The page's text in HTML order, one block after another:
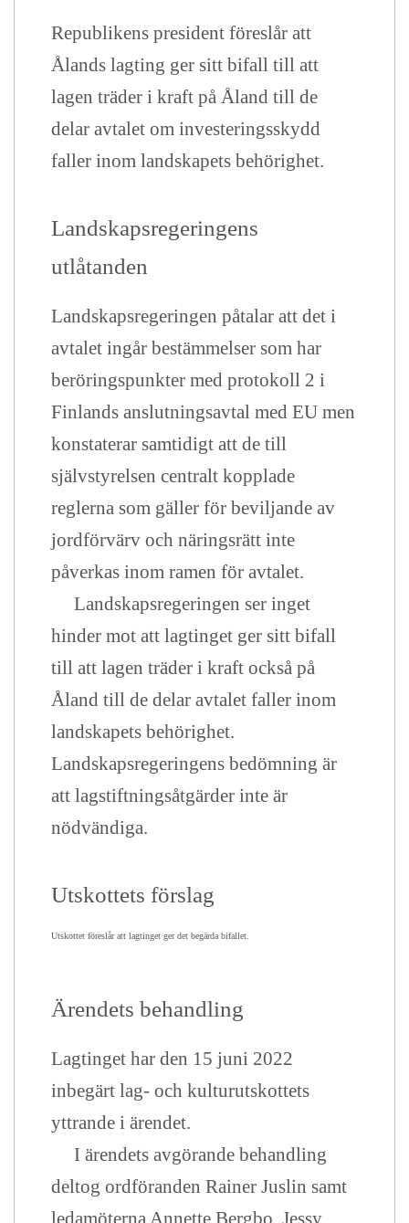
Republikens president föreslår att
Ålands lagting ger sitt bifall till att
lagen träder i kraft på Åland till de
delar avtalet om investeringsskydd
faller inom landskapets behörighet.
Landskapsregeringens
utlåtanden
Landskapsregeringen påtalar att det i
avtalet ingår bestämmelser som har
beröringspunkter med protokoll 2 i
Finlands anslutningsavtal med EU men
konstaterar samtidigt att de till
självstyrelsen centralt kopplade
reglerna som gäller för beviljande av
jordförvärv och näringsrätt inte
påverkas inom ramen för avtalet.
Landskapsregeringen ser inget
hinder mot att lagtinget ger sitt bifall
till att lagen träder i kraft också på
Åland till de delar avtalet faller inom
landskapets behörighet.
Landskapsregeringens bedömning är
att lagstiftningsåtgärder inte är
nödvändiga.
Utskottets förslag
Utskottet föreslår att lagtinget ger det begärda bifallet.
Ärendets behandling
Lagtinget har den 15 juni 2022
inbegärt lag- och kulturutskottets
yttrande i ärendet.
I ärendets avgörande behandling
deltog ordföranden Rainer Juslin samt
ledamöterna Annette Bergbo, Jessy